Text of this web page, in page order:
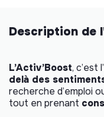
Description de
L’Activ’Boost, c’est
delà des
recherche d’emploi
tout en prenant